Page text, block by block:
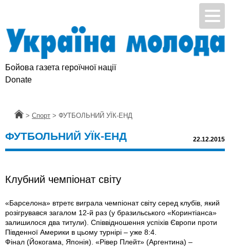
Бойова газета героїчної нації
Donate
Головна
> Спорт > ФУТБОЛЬНИЙ УЇК-ЕНД
ФУТБОЛЬНИЙ УЇК-ЕНД 22.12.2015
Клубний чемпіонат світу
«Барселона» втретє виграла чемпіонат світу серед клубів, який
розігрувався загалом 12-й раз (у бразильського «Коринтіанса»
залишилося два титули). Співвідношення успіхів Європи проти
Південної Америки в цьому турнірі – уже 8:4.
Фінал (Йокогама, Японія). «Рівер Плейт» (Аргентина) –